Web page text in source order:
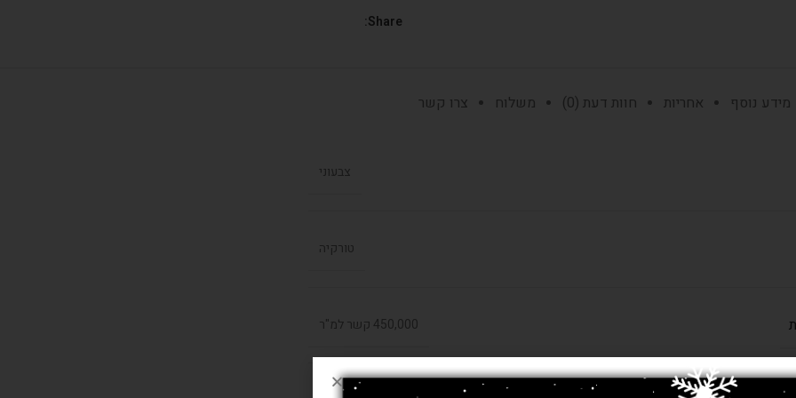
Share:
מידע נוסף אחריות חוות דעת (0) משלוח צרו קשר
צבעוני
טורקיה
450,000 קשר למ"ר